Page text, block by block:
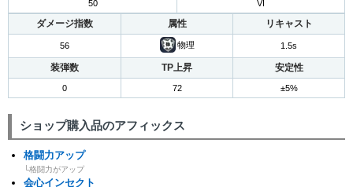
50 VI
ダメージ指数 属性 リキャスト
56 物理 1.5s
装弾数 TP上昇 安定性
0 72 ±5%
ショップ購入品のアフィックス
格闘力アップ
└格闘力がアップ
会心インセクト